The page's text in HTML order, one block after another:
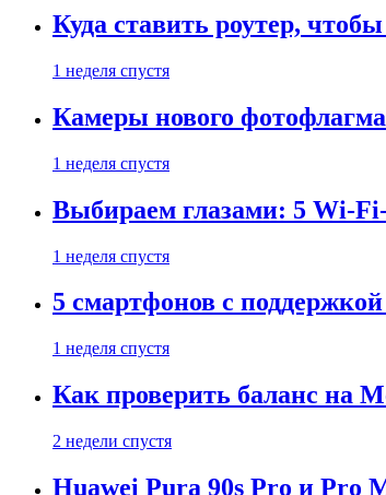
Куда ставить роутер,
1 неделя спустя
Камеры нового
1 неделя спустя
Выбираем глазами: 5 Wi-
1 неделя спустя
5 смартфонов с
1 неделя спустя
Как проверить баланс на
2 недели спустя
Huawei Pura 90s Pro и Pro